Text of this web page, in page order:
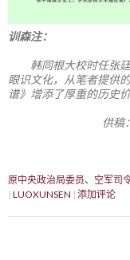
训森注：
韩同根大校时任张
眼识文化，从笔者提供
谱》增添了厚重的历史价
供稿
原中央政治局委员、空军司
LUOXUNSEN 添加评论